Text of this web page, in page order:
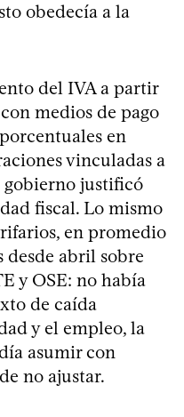
obedecía a la
del IVA a partir
medios de pago
en
vinculadas a
justificó
fiscal. Lo mismo
en promedio
desde abril sobre
y OSE: no había
de caída
y el empleo, la
asumir con
no ajustar.